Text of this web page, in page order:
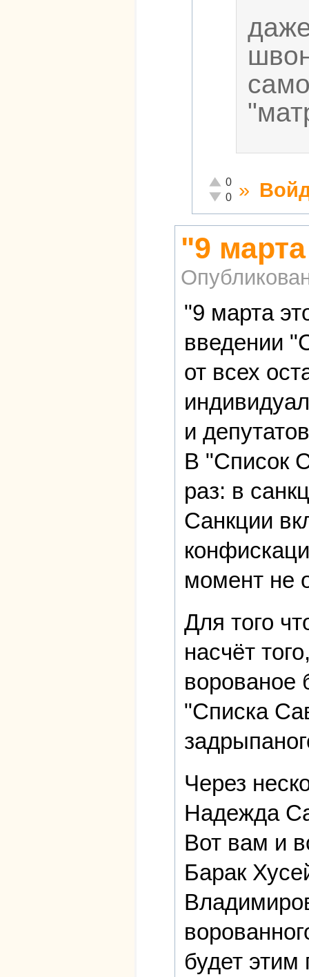
Отлично!
0
Неадекватно!
0 »
"9 марта
"9 марта
введении
от всех
и
В "Список
раз: в
Санкции
момент не
Для того
насчёт
ворованое
"Списка
Через
Надежда
Вот вам и
Барак
будет этим